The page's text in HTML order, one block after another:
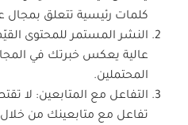
كلمات رئيسية تتعلق بمجال
النشر المستمر للمحتوى
عالية يعكس خبرتك في
المحتملين.
التفاعل مع المتابعين: لا
تفاعل مع متابعينك من خلال